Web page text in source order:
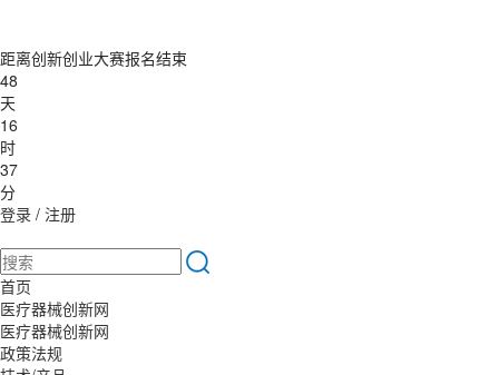
距离创新创业大赛报名结束
48
天
16
时
37
分
登录 / 注册
首页
医疗器械创新网
医疗器械创新网
政策法规